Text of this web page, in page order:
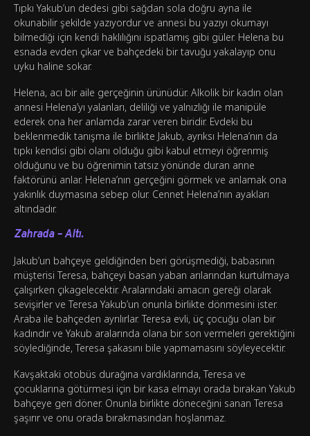
Tıpkı Yakub’un dedesi gibi sağdan sola doğru ayna ile
okunabilir şekilde yazıyordur ve annesi bu yazıyı okumayı
bilmediği için kendi haklılığını ispatlamış gibi güler. Helena bu
esnada evden çıkar ve bahçedeki bir tavuğu yakalayıp onu
uyku haline sokar.
Helena, acı bir aile gerçeğinin ürünüdür. Alkolik bir kadın olan
annesi Helena’yı yalanları, deliliği ve yalnızlığı ile manipüle
ederek ona her anlamda zarar veren biridir. Evdeki bu
beklenmedik tanışma ile birlikte Jakub, ayrıksı Helena’nın da
tıpkı kendisi gibi olanı olduğu gibi kabul etmeyi öğrenmiş
olduğunu ve bu öğrenimin tatsız yönünde duran anne
faktörünü anlar. Helena’nın gerçeğini görmek ve anlamak ona
yakınlık duymasına sebep olur. Cennet Helena’nın ayakları
altındadır.
Zahrada – Altı.
Jakub’un bahçeye geldiğinden beri görüşmediği, babasının
müşterisi Teresa, bahçeyi basan yaban arılarından kurtulmaya
çalışırken çıkagelecektir. Aralarındaki amacın gereği olarak
sevişirler ve Teresa Yakub’un onunla birlikte dönmesini ister.
Araba ile bahçeden ayrılırlar. Teresa evli, üç çocuğu olan bir
kadındır ve Yakub aralarında olana bir son vermeleri gerektiğini
söylediğinde, Teresa şakasını bile yapmamasını söyleyecektir.
Kavşaktaki otobüs durağına vardıklarında, Teresa ve
çocuklarına götürmesi için bir kasa elmayı orada bırakan Yakub
bahçeye geri döner. Onunla birlikte döneceğini sanan Teresa
şaşırır ve onu orada bırakmasından hoşlanmaz.